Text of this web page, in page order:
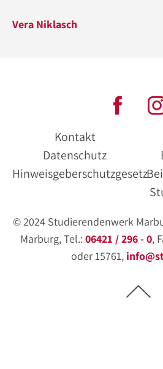
Vera Niklasch
Kontakt
Datenschutz
Hinweisgeberschutzgesetz
© 2024 Studierendenwerk
Marburg, Tel.: 06421 / 296 - 0,
oder 15761,